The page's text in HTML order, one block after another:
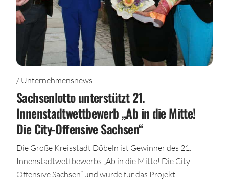
/ Unternehmensnews
Sachsenlotto unterstützt 21.
Innenstadtwettbewerb „Ab in die Mitte!
Die City-Offensive Sachsen“
Die Große Kreisstadt Döbeln ist Gewinner des 21.
Innenstadtwettbewerbs „Ab in die Mitte! Die City-
Offensive Sachsen“ und wurde für das Projekt